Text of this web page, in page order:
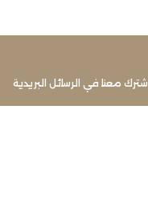
اشترك معنا في الرسائل البريدية